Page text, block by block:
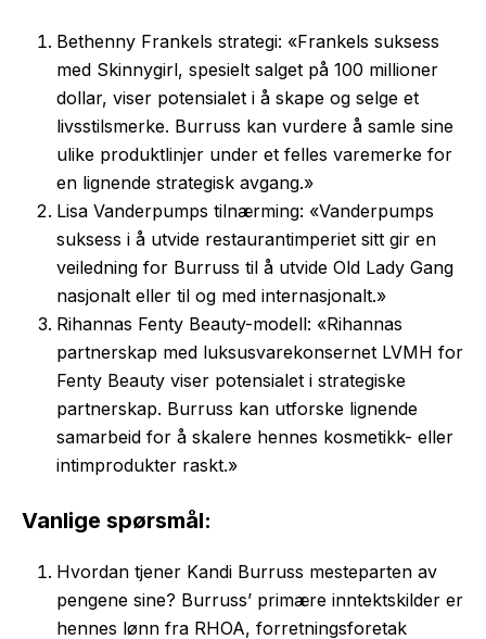
Bethenny Frankels strategi: «Frankels suksess
med Skinnygirl, spesielt salget på 100 millioner
dollar, viser potensialet i å skape og selge et
livsstilsmerke. Burruss kan vurdere å samle sine
ulike produktlinjer under et felles varemerke for
en lignende strategisk avgang.»
Lisa Vanderpumps tilnærming: «Vanderpumps
suksess i å utvide restaurantimperiet sitt gir en
veiledning for Burruss til å utvide Old Lady Gang
nasjonalt eller til og med internasjonalt.»
Rihannas Fenty Beauty-modell: «Rihannas
partnerskap med luksusvarekonsernet LVMH for
Fenty Beauty viser potensialet i strategiske
partnerskap. Burruss kan utforske lignende
samarbeid for å skalere hennes kosmetikk- eller
intimprodukter raskt.»
Vanlige spørsmål:
Hvordan tjener Kandi Burruss mesteparten av
pengene sine? Burruss’ primære inntektskilder er
hennes lønn fra RHOA, forretningsforetak